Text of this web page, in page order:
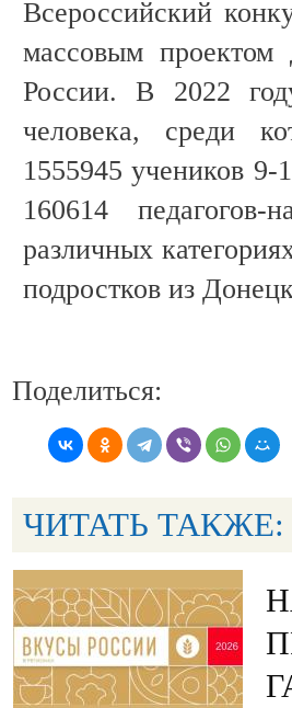
Всероссийский
массовым проектом
России. В 2022
человека, среди
1555945 учеников 9-
160614
различных
подростков из
Поделиться:
ЧИТАТЬ ТАКЖЕ: